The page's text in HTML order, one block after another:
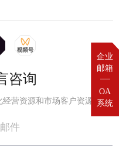
企业
邮箱
OA
系统
咨询
营资源和市场客户资源